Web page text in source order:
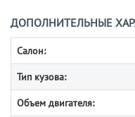
ДОПОЛНИТЕЛЬНЫЕ
Салон:
Тип кузова:
Объем двигателя: